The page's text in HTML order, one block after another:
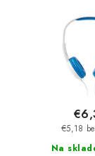
Délka
Na
€5,18